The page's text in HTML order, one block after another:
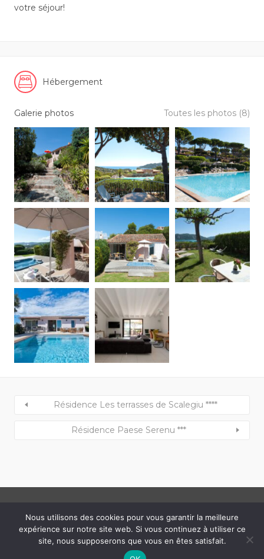
votre séjour!
Hébergement
Galerie photos Toutes les photos (8)
Résidence Les terrasses de Scalegiu ****
Résidence Paese Serenu ***
Copyright © 2022 Albra Pura • Designed byRSK
Mentions Légales
Nous utilisons des cookies pour vous garantir la meilleure
expérience sur notre site web. Si vous continuez à utiliser ce
site, nous supposerons que vous en êtes satisfait.